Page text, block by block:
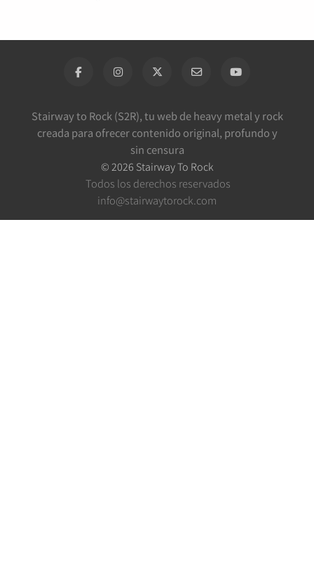
Stairway to Rock (S2R), tu web de heavy metal y rock
creada para ofrecer contenido original, profundo y
sin censura
© 2026 Stairway To Rock
Todos los derechos reservados
info@stairwaytorock.com